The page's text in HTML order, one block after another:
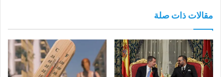
مقالات ذات صلة